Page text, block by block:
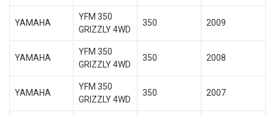
YAMAHA
YFM 350
GRIZZLY 4WD
350 2009
YAMAHA
YFM 350
GRIZZLY 4WD
350 2008
YAMAHA
YFM 350
GRIZZLY 4WD
350 2007